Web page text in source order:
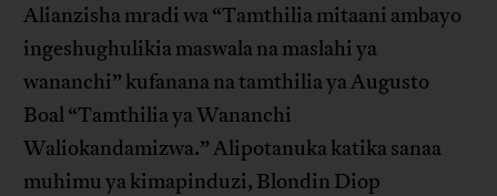
Alianzisha mradi wa “Tamthilia mitaani ambayo
ingeshughulikia maswala na maslahi ya
wananchi” kufanana na tamthilia ya Augusto
Boal “Tamthilia ya Wananchi
Waliokandamizwa.” Alipotanuka katika sanaa
muhimu ya kimapinduzi, Blondin Diop